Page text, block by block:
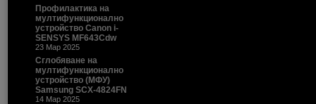
Профилактика на
мултифункционално
устройство Canon i-
SENSYS MF643Cdw
23 Мар 2025
Сглобяване на
мултифункционално
устройство (МФУ)
Samsung SCX-4824FN
14 Мар 2025